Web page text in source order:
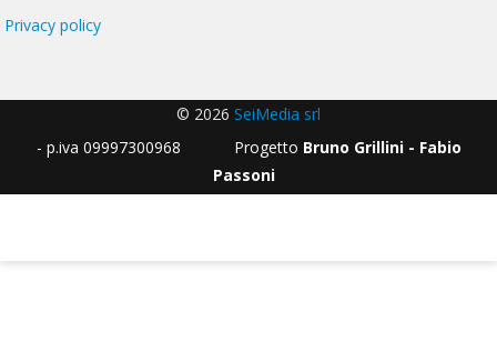
Privacy policy
© 2026 SeiMedia srl
- p.iva 09997300968 Progetto Bruno Grillini - Fabio
Passoni